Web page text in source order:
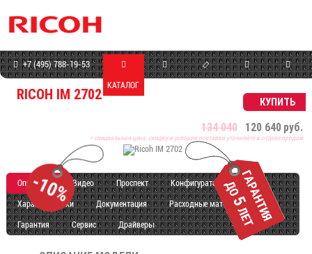
+7 (495) 788-19-53
КАТАЛОГ
RICOH IM 2702 КУПИТЬ
134 040 120 640 руб.
* специальная цена, скидку и условия поставки уточняйте в отделе продаж
Описание Видео Проспект Конфигуратор
Характеристики Документация Расходные материалы
Гарантия Сервис Драйверы